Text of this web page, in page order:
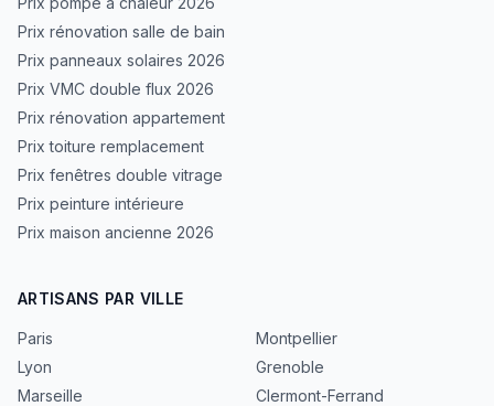
Prix rénovation salle de bain
Prix panneaux solaires 2026
Prix VMC double flux 2026
Prix rénovation appartement
Prix toiture remplacement
Prix fenêtres double vitrage
Prix peinture intérieure
Prix maison ancienne 2026
ARTISANS PAR VILLE
Paris
Lyon
Marseille
Montpellier
Grenoble
Clermont-Ferrand